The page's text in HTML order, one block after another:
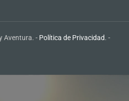
Aventura. - Política de Privacidad. -